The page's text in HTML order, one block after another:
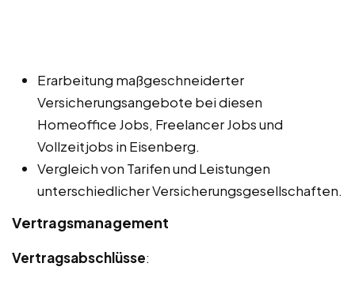
Erarbeitung maßgeschneiderter
Versicherungsangebote bei diesen
Homeoffice Jobs, Freelancer Jobs und
Vollzeitjobs in Eisenberg.
Vergleich von Tarifen und Leistungen
unterschiedlicher Versicherungsgesellschaften.
Vertragsmanagement
Vertragsabschlüsse: